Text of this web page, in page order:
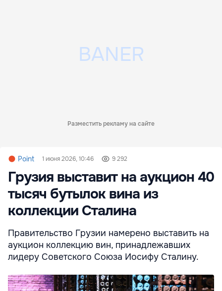
Разместить рекламу на сайте
Point 1 июня 2026, 10:46 9 292
Грузия выставит на аукцион 40
тысяч бутылок вина из
коллекции Сталина
Правительство Грузии намерено выставить на
аукцион коллекцию вин, принадлежавших
лидеру Советского Союза Иосифу Сталину.